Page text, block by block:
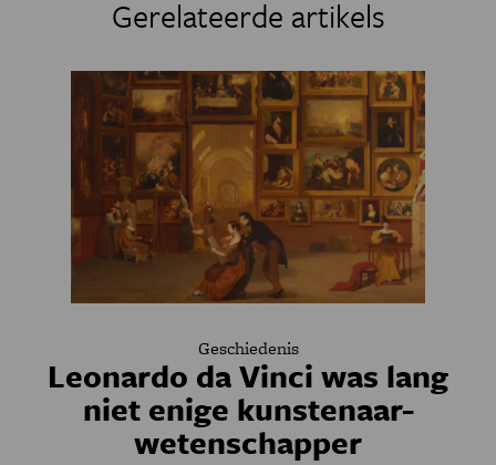
Gerelateerde artikels
Geschiedenis
Leonardo da Vinci was lang
niet enige kunstenaar-
wetenschapper